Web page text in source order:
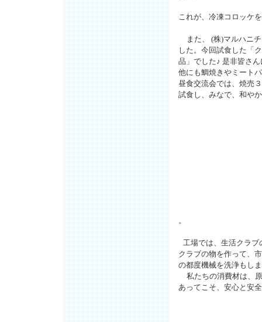
これが、冷凍コロッケ
また、 (株)マルハニ
した。今回試食した「
品」でした♪ 是非皆さ
他にも鯛焼きやミート
昼食交流会では、焼売
試食し、みなで、和や
。
工場では、生活クラ
クラブの物を作って、
の都度機械を洗浄もし
私たちの消費材は、
あってこそ、安心と安